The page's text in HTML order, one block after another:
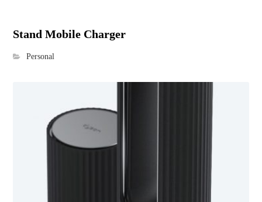
Stand Mobile Charger
Personal